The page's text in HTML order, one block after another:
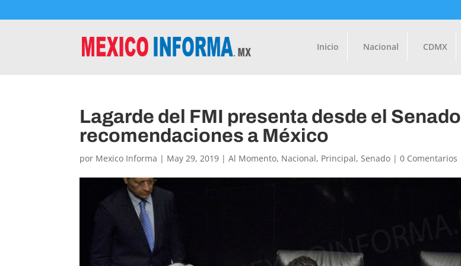
Inicio Nacional CDMX
Lagarde del FMI presenta desde el Senado
recomendaciones a México
por Mexico Informa | May 29, 2019 |Al Momento, Nacional, Principal,Senado |0 Comentarios